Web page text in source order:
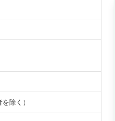
除く）